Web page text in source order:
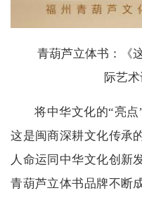
青葫芦立体书：《
际艺
将中华文化的“亮点
这是闽商深耕文化传承
人命运同中华文化创新
青葫芦立体书品牌不断